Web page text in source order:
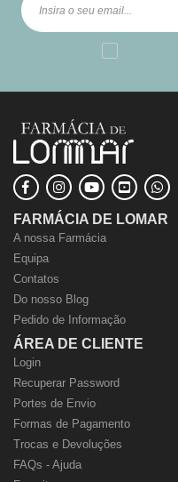
FARMÁCIA DE LOMAR
A nossa Farmácia
Equipa
Contatos
Do nosso Blog
Pedido de Informação
ÁREA DE CLIENTE
Login
Recuperar Password
Portes de Envio
Formas de Pagamento
Trocas e Devoluções
FAQs - Ajuda